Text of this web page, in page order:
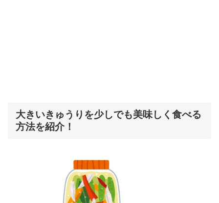
大きいきゅうりを少しでも美味しく食べる
方法を紹介！